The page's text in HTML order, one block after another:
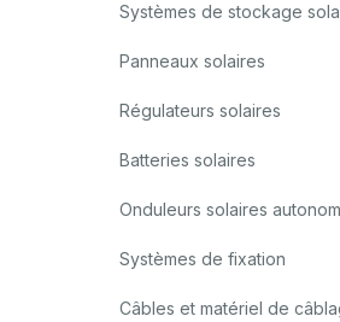
Systèmes de stockage
Panneaux solaires
Régulateurs solaires
Batteries solaires
Onduleurs solaires
Systèmes de fixation
Câbles et matériel de